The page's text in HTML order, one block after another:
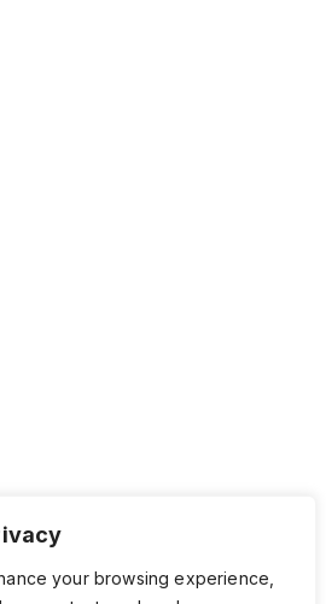
your browsing experience,